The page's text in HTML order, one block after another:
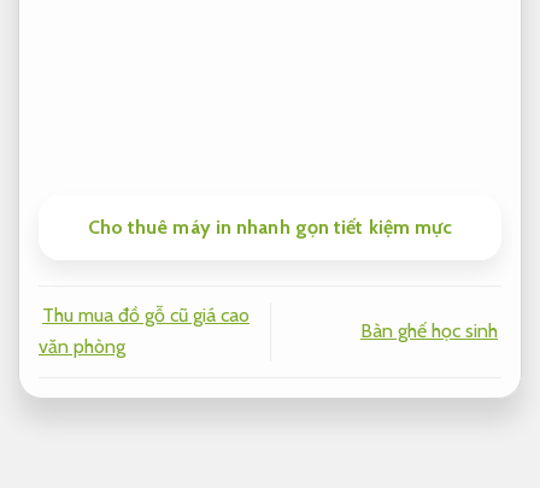
Cho thuê máy in nhanh gọn tiết kiệm mực
Thu mua đồ gỗ cũ giá cao
văn phòng
Bàn ghế học sinh